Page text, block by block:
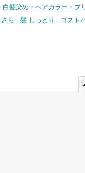
白髪染め・ヘアカラー・ブ
ら 髪 しっとり
コスト